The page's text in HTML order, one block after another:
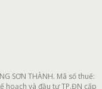
SƠN THÀNH. Mã số thuế:
hoạch và đầu tư TP.ĐN cấp